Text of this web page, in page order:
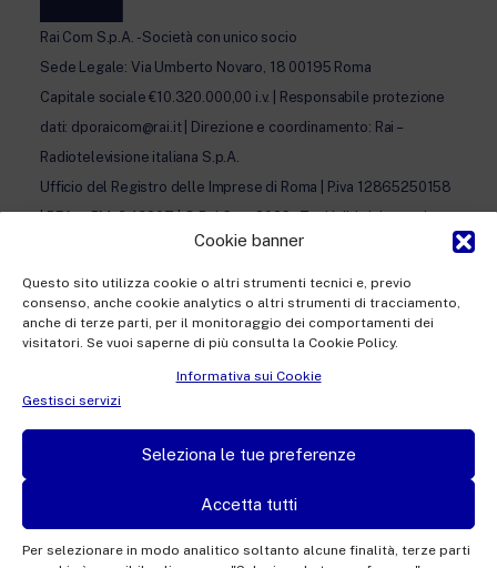
Cookie banner
Questo sito utilizza cookie o altri strumenti tecnici e, previo
consenso, anche cookie analytics o altri strumenti di tracciamento,
anche di terze parti, per il monitoraggio dei comportamenti dei
visitatori. Se vuoi saperne di più consulta la Cookie Policy.
Informativa sui Cookie
Gestisci servizi
Seleziona le tue preferenze
Accetta tutti
Per selezionare in modo analitico soltanto alcune finalità, terze parti
Rai Com S.p.A. - Società con unico socio
Sede Legale: Via Umberto Novaro, 18 00195 Roma
Capitale sociale €10.320.000,00 i.v. | Responsabile protezione
dati: dporaicom@rai.it | Direzione e coordinamento: Rai –
Radiotelevisione italiana S.p.A.
Ufficio del Registro delle Imprese di Roma | P.iva 12865250158
| REA n. RM- 949207 | © Rai Com 2026 - Tutti i diritti riservati
Facebook Twitter Instagram LinkedIn
Privacy Policy